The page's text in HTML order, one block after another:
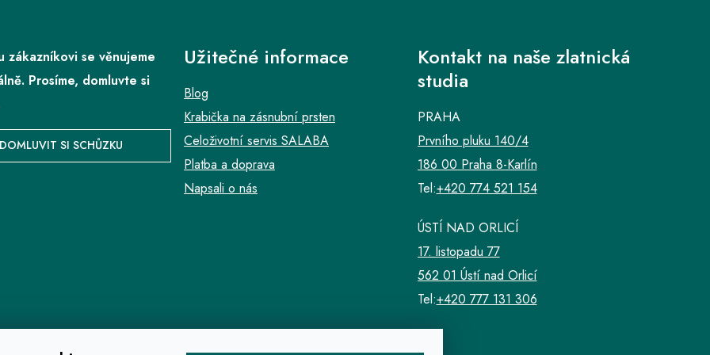
zákazníkovi se věnujeme
Prosíme, domluvte si
DOMLUVIT SI SCHŮZKU
Užitečné informace
Blog
Krabička na zásnubní prsten
Celoživotní servis SALABA
Platba a doprava
Napsali o nás
Kontakt na naše zlatnická
studia
PRAHA
Prvního pluku 140/4
186 00 Praha 8-Karlín
Tel:+420 774 521 154
ÚSTÍ NAD ORLICÍ
17. listopadu 77
562 01 Ústí nad Orlicí
Tel:+420 777 131 306